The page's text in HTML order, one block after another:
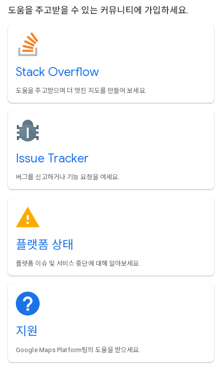
도움을 주고받을 수 있는 커뮤니티에 가입하세요.
Stack Overflow
도움을 주고받으며 더 멋진 지도를 만들어 보세요.
Issue Tracker
버그를 신고하거나 기능 요청을 여세요.
플랫폼 상태
플랫폼 이슈 및 서비스 중단에 대해 알아보세요.
지원
Google Maps Platform팀의 도움을 받으세요.